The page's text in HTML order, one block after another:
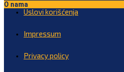
O nama
Uslovi korišćenja
Impressum
Privacy policy